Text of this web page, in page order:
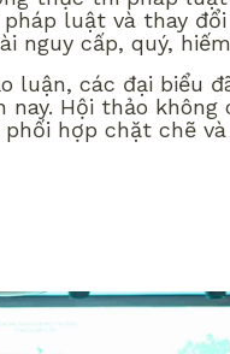
luật và thay
nguy cấp, quý,
luận, các đại biểu
nay. Hội thảo
hợp chặt chẽ